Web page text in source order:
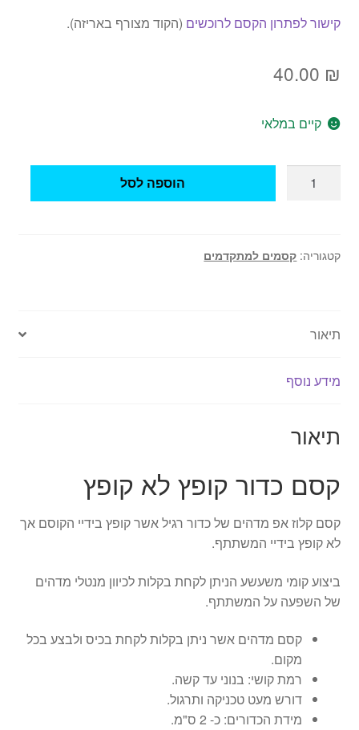
קישור לפתרון הקסם לרוכשים (הקוד מצורף באריזה).
40.00 ₪
קיים במלאי
קופץ
הוספה לסל
קטגוריה: קסמים למתקדמים
תיאור
מידע נוסף
תיאור
קסם כדור קופץ לא קופץ
קסם קלוז אפ מדהים של כדור רגיל אשר קופץ בידיי הקוסם אך
לא קופץ בידיי המשתתף.
ביצוע קומי משעשע הניתן לקחת בקלות לכיוון מנטלי מדהים
של השפעה על המשתתף.
קסם מדהים אשר ניתן בקלות לקחת בכיס ולבצע בכל
מקום.
רמת קושי: בנוני עד קשה.
דורש מעט טכניקה ותרגול.
מידת הכדורים: כ- 2 ס"מ.